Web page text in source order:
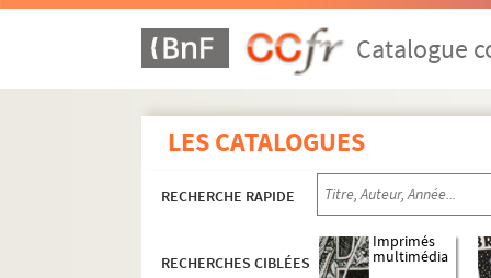
Catalogue
LES CATALOGUES
RECHERCHE RAPIDE
RECHERCHES CIBLÉES
Imprimés
multimédia